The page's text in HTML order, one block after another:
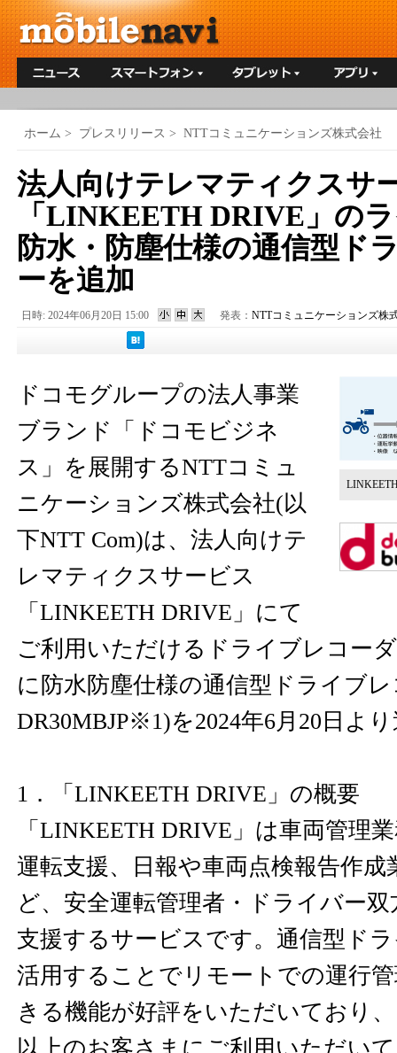
ホーム > プレスリリース > NTTコミュニケーションズ株式会社
法人向けテレマティクスサ
「LINKEETH DRIVE」の
防水・防塵仕様の通信型ド
ーを追加
日時: 2024年06月20日 15:00 発表： NTTコミュニケーションズ株
ドコモグループの法人事業
ブランド「ドコモビジネ
ス」を展開するNTTコミュ
ニケーションズ株式会社(以
下NTT Com)は、法人向けテ
レマティクスサービス
「LINKEETH DRIVE」にて
ご利用いただけるドライブレコー
に防水防塵仕様の通信型ドライブ
DR30MBJP※1)を2024年6月20日よ
1．「LINKEETH DRIVE」の概要
「LINKEETH DRIVE」は車両管理
運転支援、日報や車両点検報告作成
ど、安全運転管理者・ドライバー
支援するサービスです。通信型ド
活用することでリモートでの運行
きる機能が好評をいただいており